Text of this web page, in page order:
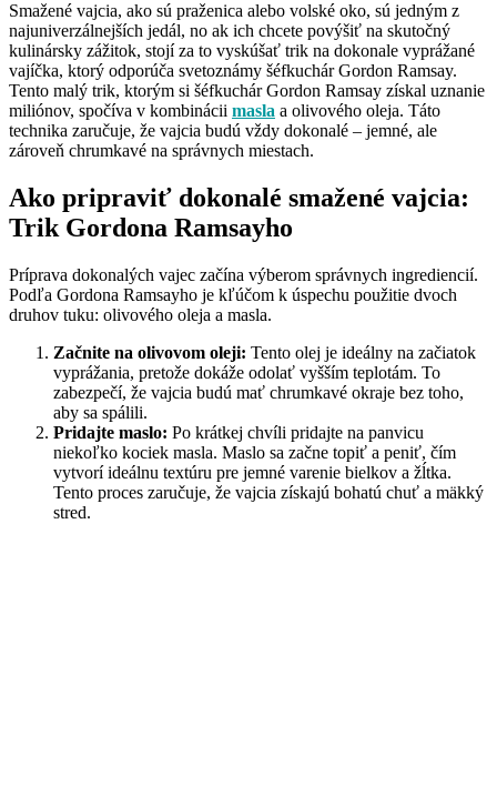
Smažené vajcia, ako sú praženica alebo volské oko, sú jedným z
najuniverzálnejších jedál, no ak ich chcete povýšiť na skutočný
kulinársky zážitok, stojí za to vyskúšať trik na dokonale vyprážané
vajíčka, ktorý odporúča svetoznámy šéfkuchár Gordon Ramsay.
Tento malý trik, ktorým si šéfkuchár Gordon Ramsay získal uznanie
miliónov, spočíva v kombinácii masla a olivového oleja. Táto
technika zaručuje, že vajcia budú vždy dokonalé – jemné, ale
zároveň chrumkavé na správnych miestach.
Ako pripraviť dokonalé smažené vajcia:
Trik Gordona Ramsayho
Príprava dokonalých vajec začína výberom správnych ingrediencií.
Podľa Gordona Ramsayho je kľúčom k úspechu použitie dvoch
druhov tuku: olivového oleja a masla.
Začnite na olivovom oleji: Tento olej je ideálny na začiatok
vyprážania, pretože dokáže odolať vyšším teplotám. To
zabezpečí, že vajcia budú mať chrumkavé okraje bez toho,
aby sa spálili.
Pridajte maslo: Po krátkej chvíli pridajte na panvicu
niekoľko kociek masla. Maslo sa začne topiť a peniť, čím
vytvorí ideálnu textúru pre jemné varenie bielkov a žĺtka.
Tento proces zaručuje, že vajcia získajú bohatú chuť a mäkký
stred.